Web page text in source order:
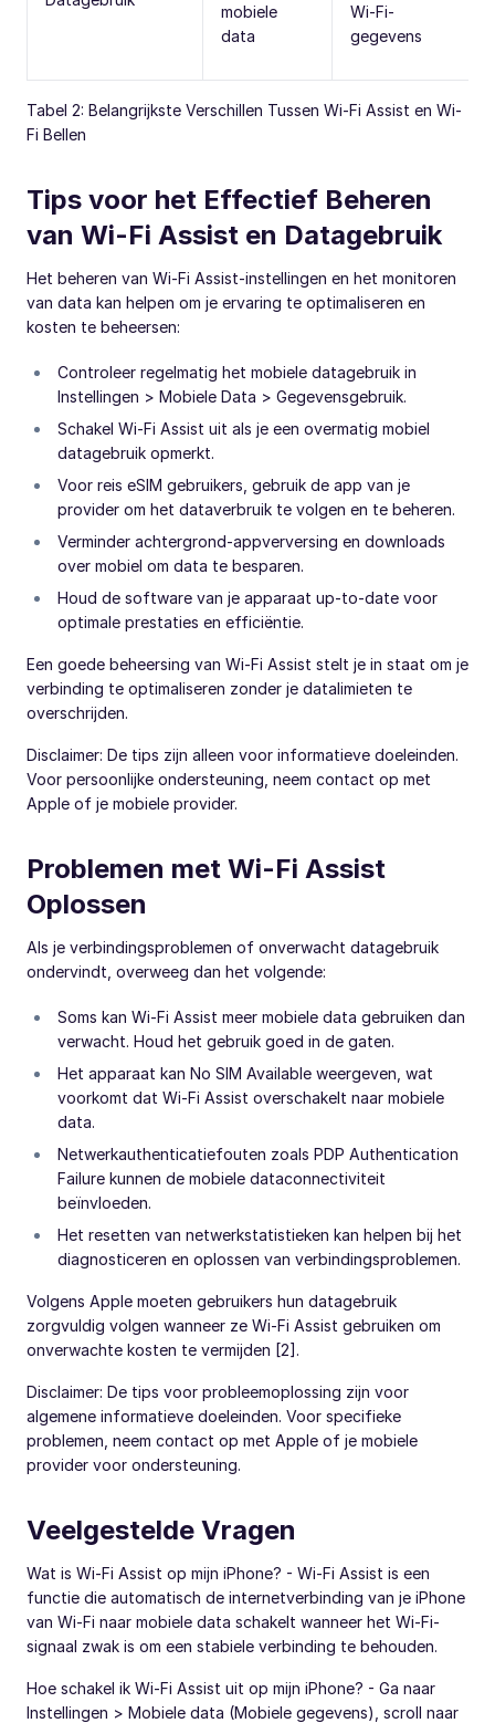
mobiele
data
Wi-Fi-
gegevens
Tabel 2: Belangrijkste Verschillen Tussen Wi-Fi Assist en Wi-
Fi Bellen
Tips voor het Effectief Beheren
van Wi-Fi Assist en Datagebruik
Het beheren van Wi-Fi Assist-instellingen en het monitoren
van data kan helpen om je ervaring te optimaliseren en
kosten te beheersen:
Controleer regelmatig het mobiele datagebruik in
Instellingen > Mobiele Data > Gegevensgebruik.
Schakel Wi-Fi Assist uit als je een overmatig mobiel
datagebruik opmerkt.
Voor reis eSIM gebruikers, gebruik de app van je
provider om het dataverbruik te volgen en te beheren.
Verminder achtergrond-appverversing en downloads
over mobiel om data te besparen.
Houd de software van je apparaat up-to-date voor
optimale prestaties en efficiëntie.
Een goede beheersing van Wi-Fi Assist stelt je in staat om je
verbinding te optimaliseren zonder je datalimieten te
overschrijden.
Disclaimer: De tips zijn alleen voor informatieve doeleinden.
Voor persoonlijke ondersteuning, neem contact op met
Apple of je mobiele provider.
Problemen met Wi-Fi Assist
Oplossen
Als je verbindingsproblemen of onverwacht datagebruik
ondervindt, overweeg dan het volgende:
Soms kan Wi-Fi Assist meer mobiele data gebruiken dan
verwacht. Houd het gebruik goed in de gaten.
Het apparaat kan No SIM Available weergeven, wat
voorkomt dat Wi-Fi Assist overschakelt naar mobiele
data.
Netwerkauthenticatiefouten zoals PDP Authentication
Failure kunnen de mobiele dataconnectiviteit
beïnvloeden.
Het resetten van netwerkstatistieken kan helpen bij het
diagnosticeren en oplossen van verbindingsproblemen.
Volgens Apple moeten gebruikers hun datagebruik
zorgvuldig volgen wanneer ze Wi-Fi Assist gebruiken om
onverwachte kosten te vermijden [2].
Disclaimer: De tips voor probleemoplossing zijn voor
algemene informatieve doeleinden. Voor specifieke
problemen, neem contact op met Apple of je mobiele
provider voor ondersteuning.
Veelgestelde Vragen
Wat is Wi-Fi Assist op mijn iPhone? - Wi-Fi Assist is een
functie die automatisch de internetverbinding van je iPhone
van Wi-Fi naar mobiele data schakelt wanneer het Wi-Fi-
signaal zwak is om een stabiele verbinding te behouden.
Hoe schakel ik Wi-Fi Assist uit op mijn iPhone? - Ga naar
Instellingen > Mobiele data (Mobiele gegevens), scroll naar